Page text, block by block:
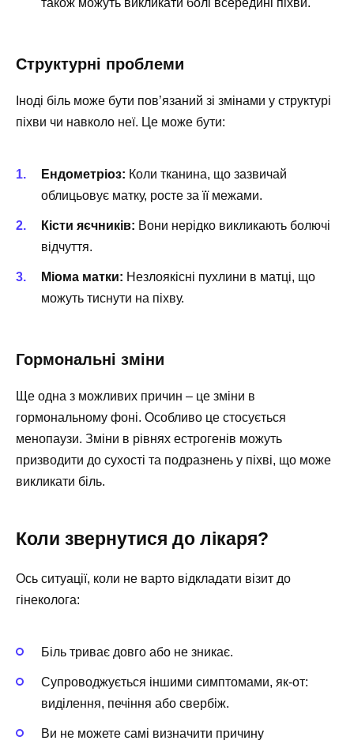
також можуть викликати болі всередині піхви.
Структурні проблеми
Іноді біль може бути пов’язаний зі змінами у структурі
піхви чи навколо неї. Це може бути:
Ендометріоз: Коли тканина, що зазвичай
облицьовує матку, росте за її межами.
Кісти яєчників: Вони нерідко викликають болючі
відчуття.
Міома матки: Незлоякісні пухлини в матці, що
можуть тиснути на піхву.
Гормональні зміни
Ще одна з можливих причин – це зміни в
гормональному фоні. Особливо це стосується
менопаузи. Зміни в рівнях естрогенів можуть
призводити до сухості та подразнень у піхві, що може
викликати біль.
Коли звернутися до лікаря?
Ось ситуації, коли не варто відкладати візит до
гінеколога:
Біль триває довго або не зникає.
Супроводжується іншими симптомами, як-от:
виділення, печіння або свербіж.
Ви не можете самі визначити причину